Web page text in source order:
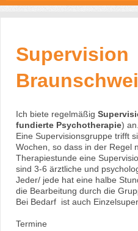
Supervision
Ich biete regelmäßig
fundierte Psychotherapie) an.
Eine Supervisionsgruppe trifft
Wochen, so dass in der Regel
Therapiestunde eine
sind 3-6 ärztliche und
Jeder/ jede hat eine halbe
die Bearbeitung durch die
Bei Bedarf ist auch
Termine